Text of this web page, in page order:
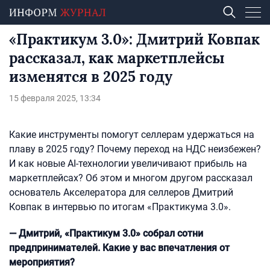
«Практикум 3.0»: Дмитрий Ковпак
рассказал, как маркетплейсы
изменятся в 2025 году
15 февраля 2025, 13:34
Какие инструменты помогут селлерам удержаться на
плаву в 2025 году? Почему переход на НДС неизбежен?
И как новые AI-технологии увеличивают прибыль на
маркетплейсах? Об этом и многом другом рассказал
основатель Акселератора для селлеров Дмитрий
Ковпак в интервью по итогам «Практикума 3.0».
— Дмитрий, «Практикум 3.0» собрал сотни
предпринимателей. Какие у вас впечатления от
мероприятия?